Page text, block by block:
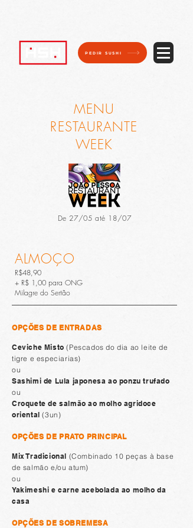
PEDIR SUSHI
MENU
RESTAURANTE
WEEK
De 27/05 até 18/07
ALMOÇO
R$48,90
+ R$ 1,00 para ONG
Milagre do Sertão
OPÇÕES DE ENTRADAS
Ceviche Misto(Pescados do dia ao leite de
tigre e especiarias)
ou
Sashimi de Lula japonesa ao ponzu trufado
ou
Croquete de salmão ao molho agridoce
oriental (3un)
OPÇÕES DE PRATO PRINCIPAL
Mix Tradicional (Combinado 10 peças à base
de salmão e/ou atum)
ou
Yakimeshi e carne acebolada ao molho da
casa
OPÇÕES DE SOBREMESA